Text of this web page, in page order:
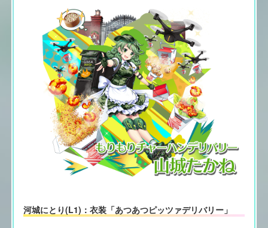
河城にとり(L1)：衣装「あつあつピッツァデリバリー」